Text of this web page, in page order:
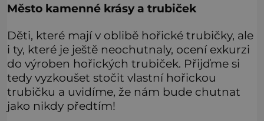
Město kamenné krásy a trubiček
Děti, které mají v oblibě hořické trubičky, ale
i ty, které je ještě neochutnaly, ocení exkurzi
do výroben hořických trubiček. Přijďme si
tedy vyzkoušet stočit vlastní hořickou
trubičku a uvidíme, že nám bude chutnat
jako nikdy předtím!